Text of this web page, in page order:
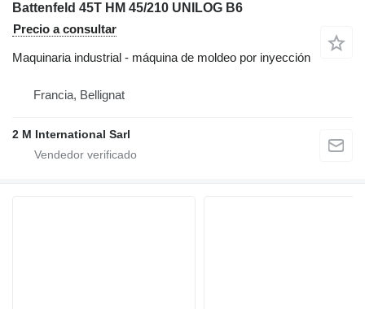
Battenfeld 45T HM 45/210 UNILOG B6
Precio a consultar
Maquinaria industrial - máquina de moldeo por inyección
Francia, Bellignat
2 M International Sarl